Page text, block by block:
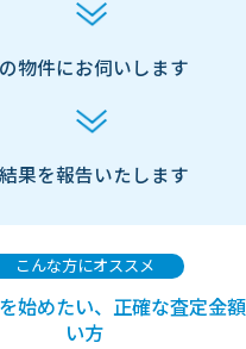
物件にお伺いします
果を報告いたします
こんな方にオススメ
始めたい、正確な査定金
い方